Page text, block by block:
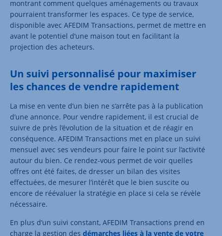
montrant comment quelques aménagements ou travaux
pourraient transformer les espaces. Ce type de service,
disponible avec AFEDIM Transactions, permet de mettre en
avant le potentiel d’une maison tout en facilitant la
projection des acheteurs.
Un suivi personnalisé pour maximiser
les chances de vendre rapidement
La mise en vente d’un bien ne s’arrête pas à la publication
d’une annonce. Pour vendre rapidement, il est crucial de
suivre de près l’évolution de la situation et de réagir en
conséquence. AFEDIM Transactions met en place un suivi
mensuel avec ses vendeurs pour faire le point sur l’activité
autour du bien. Ce rendez-vous permet de voir quelles
offres ont été faites, de dresser un bilan des visites
effectuées, de mesurer l’intérêt que le bien suscite ou
encore de réévaluer la stratégie en place si cela se révèle
nécessaire.
En plus d’un suivi constant, AFEDIM Transactions prend en
charge la gestion des démarches liées à la vente de votre